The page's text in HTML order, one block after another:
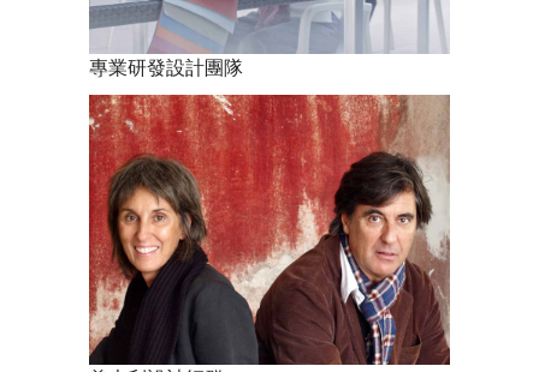
專業研發設計團隊